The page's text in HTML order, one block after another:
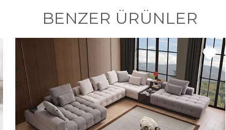
BENZER ÜRÜNLER